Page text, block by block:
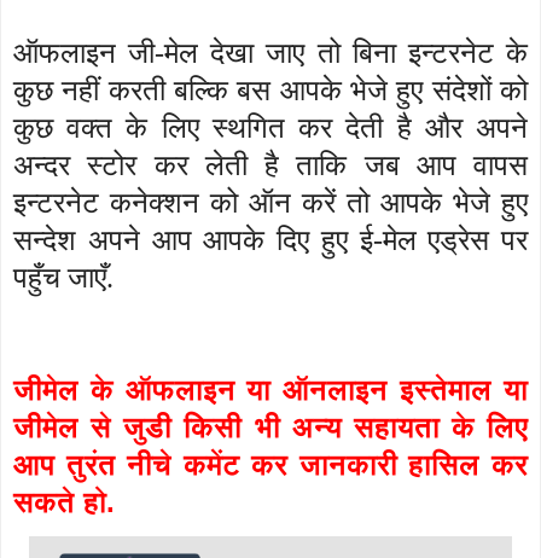
ऑफलाइन जी-मेल देखा जाए तो बिना इन्टरनेट के
कुछ नहीं करती बल्कि बस आपके भेजे हुए संदेशों को
कुछ वक्त के लिए स्थगित कर देती है और अपने
अन्दर स्टोर कर लेती है ताकि जब आप वापस
इन्टरनेट कनेक्शन को ऑन करें तो आपके भेजे हुए
सन्देश अपने आप आपके दिए हुए ई-मेल एड्रेस पर
पहुँच जाएँ.
जीमेल के ऑफलाइन या ऑनलाइन इस्तेमाल या
जीमेल से जुडी किसी भी अन्य सहायता के लिए
आप तुरंत नीचे कमेंट कर जानकारी हासिल कर
सकते हो.